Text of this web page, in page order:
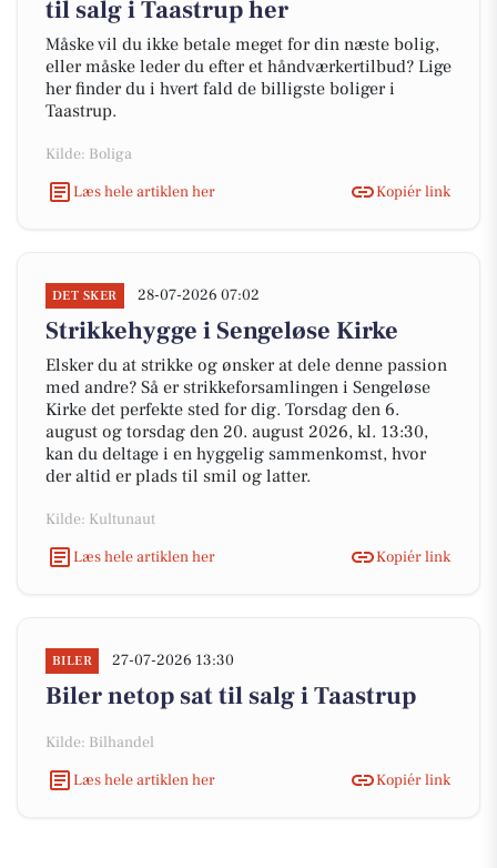
til salg i Taastrup her
Måske vil du ikke betale meget for din næste bolig,
eller måske leder du efter et håndværkertilbud? Lige
her finder du i hvert fald de billigste boliger i
Taastrup.
Kilde: Boliga
Læs hele artiklen her
Kopiér link
DET SKER 28-07-2026 07:02
Strikkehygge i Sengeløse Kirke
Elsker du at strikke og ønsker at dele denne passion
med andre? Så er strikkeforsamlingen i Sengeløse
Kirke det perfekte sted for dig. Torsdag den 6.
august og torsdag den 20. august 2026, kl. 13:30,
kan du deltage i en hyggelig sammenkomst, hvor
der altid er plads til smil og latter.
Kilde: Kultunaut
Læs hele artiklen her
Kopiér link
BILER 27-07-2026 13:30
Biler netop sat til salg i Taastrup
Kilde: Bilhandel
Læs hele artiklen her
Kopiér link